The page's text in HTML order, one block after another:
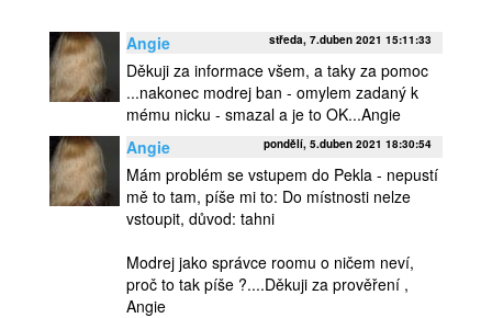
Angie středa, 7.duben 2021 15:11:33
Děkuji za informace všem, a taky za pomoc
...nakonec modrej ban - omylem zadaný k
mému nicku - smazal a je to OK...Angie
Angie
pondělí, 5.duben 2021 18:30:54
Mám problém se vstupem do Pekla - nepustí
mě to tam, píše mi to: Do místnosti nelze
vstoupit, důvod: tahni
Modrej jako správce roomu o ničem neví,
proč to tak píše ?....Děkuji za prověření ,
Angie